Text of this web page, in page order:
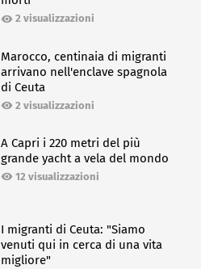
2 visualizzazioni
Marocco, centinaia di migranti
arrivano nell'enclave spagnola
di Ceuta
2 visualizzazioni
A Capri i 220 metri del più
grande yacht a vela del mondo
12 visualizzazioni
I migranti di Ceuta: "Siamo
venuti qui in cerca di una vita
migliore"